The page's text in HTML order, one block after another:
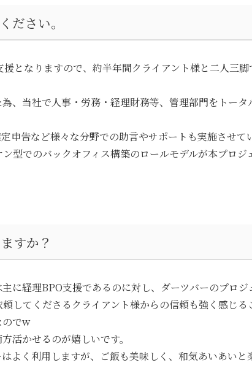
ださい。
となりますので、約半年間クライアント様と二人三
、当社で人事・労務・経理財務等、管理部門をトー
申告など様々な分野での助言やサポートも実施させて
型でのバックオフィス構築のロールモデルが本プロジ
すか？
に経理BPO支援であるのに対し、ダーツバーのプロ
してくださるクライアント様からの信頼も強く感じる
のでw
活かせるのが嬉しいです。
よく利用しますが、ご飯も美味しく、和気あいあい